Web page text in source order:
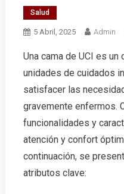
Salud
5 Abril, 2025 Admin
Una cama de UCI es
unidades de cuidados
satisfacer las
gravemente enfermos.
funcionalidades y
atención y confort
continuación, se
atributos clave: